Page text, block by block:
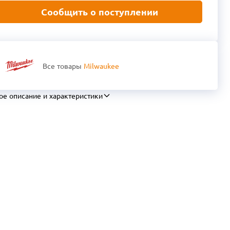
Сообщить о поступлении
Все товары Milwaukee
описание и характеристики